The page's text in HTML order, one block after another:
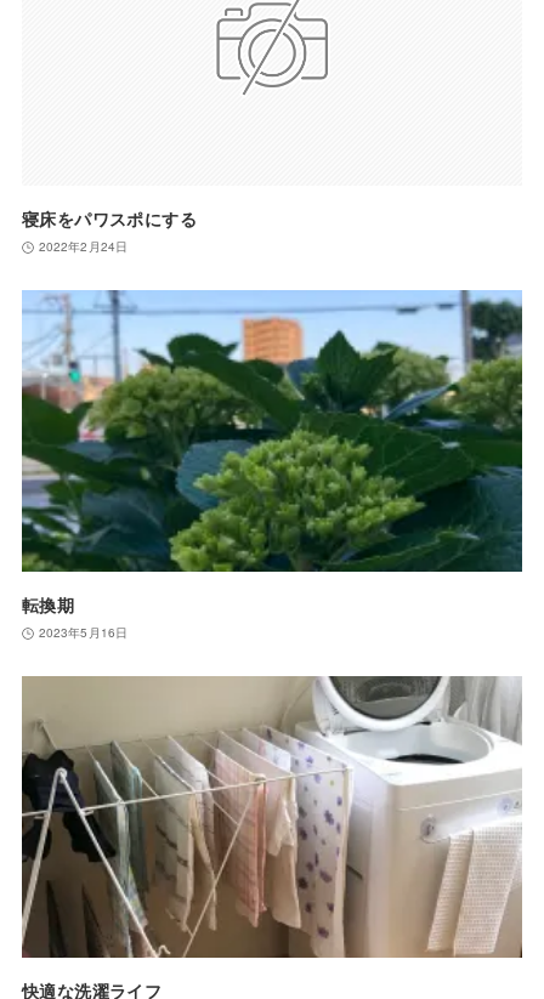
寝床をパワスポにする
2022年2月24日
転換期
2023年5月16日
快適な洗濯ライフ